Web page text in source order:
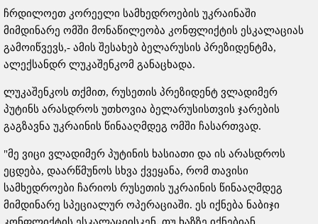
ჩრდილოეთ კორეელი სამხედროების უკრაინაში
მიმდინარე ომში მონაწილეობა კონფლიქტის ესკალაციას
გამოიწვევს,- ამის შესახებ ბელარუსის პრეზიდენტმა,
ალექსანდრ ლუკაშენკომ განაცხადა.
ლუკაშენკოს თქმით, რუსეთის პრეზიდენტ ვლადიმერ
პუტინს არასდროს უთხოვია ბელარუსისთვის ჯარების
გაგზავნა უკრაინის წინააღმდეგ ომში ჩასართვად.
"მე ვიცი ვლადიმერ პუტინის ხასიათი და ის არასდროს
ეცდება, დაარწმუნოს სხვა ქვეყანა, რომ თავისი
სამხედროები ჩარიოს რუსეთის უკრაინის წინააღმდეგ
მიმდინარე სპეციალურ ოპერაციაში. ეს იქნება ნაბიჯი